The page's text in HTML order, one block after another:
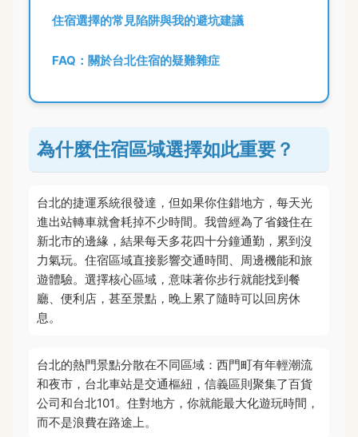
住宿選擇的常見陷阱與我的避坑建議
FAQ：關於台北住宿的疑難雜症
為什麼住宿區域選擇如此重要？
台北的捷運系統很發達，但如果你住錯地方，每天光
進出站轉車就會耗掉不少時間。我曾經為了省錢住在
新北市的邊緣，結果每天多花四十分鐘通勤，累到沒
力氣玩。住宿區域直接影響交通時間、周邊機能和旅
遊體驗。選擇核心區域，意味著你步行就能找到餐
廳、便利店，甚至景點，晚上累了隨時可以回房休
息。
台北的熱門景點分散在不同區域：西門町有年輕潮流
和夜市，台北車站是交通樞紐，信義區則聚集了百貨
公司和台北101。住對地方，你就能最大化遊玩時間，
而不是浪費在路途上。